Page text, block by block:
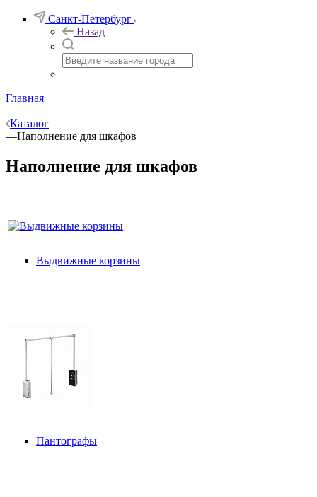
Санкт-Петербург
Назад
Главная
—
Каталог
—Наполнение для шкафов
Наполнение для шкафов
Выдвижные корзины
Пантографы